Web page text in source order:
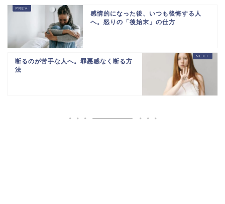
感情的になった後、いつも後悔する人
へ。怒りの「後始末」の仕方
断るのが苦手な人へ。罪悪感なく断る方
法